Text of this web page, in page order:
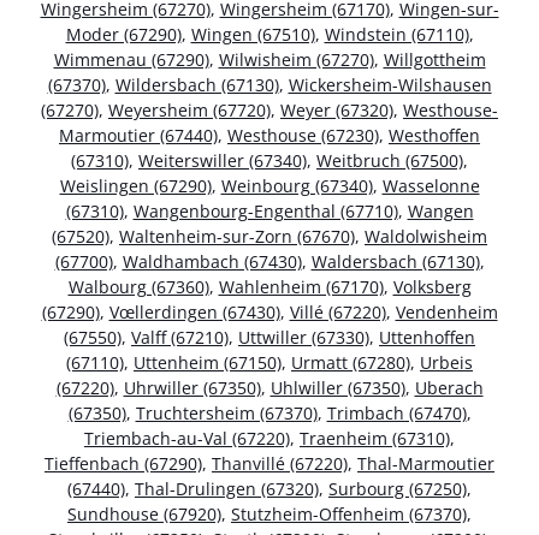
Wingersheim (67270), Wingersheim (67170), Wingen-sur-
Moder (67290), Wingen (67510), Windstein (67110),
Wimmenau (67290), Wilwisheim (67270), Willgottheim
(67370), Wildersbach (67130), Wickersheim-Wilshausen
(67270), Weyersheim (67720), Weyer (67320), Westhouse-
Marmoutier (67440), Westhouse (67230), Westhoffen
(67310), Weiterswiller (67340), Weitbruch (67500),
Weislingen (67290), Weinbourg (67340), Wasselonne
(67310), Wangenbourg-Engenthal (67710), Wangen
(67520), Waltenheim-sur-Zorn (67670), Waldolwisheim
(67700), Waldhambach (67430), Waldersbach (67130),
Walbourg (67360), Wahlenheim (67170), Volksberg
(67290), Vœllerdingen (67430), Villé (67220), Vendenheim
(67550), Valff (67210), Uttwiller (67330), Uttenhoffen
(67110), Uttenheim (67150), Urmatt (67280), Urbeis
(67220), Uhrwiller (67350), Uhlwiller (67350), Uberach
(67350), Truchtersheim (67370), Trimbach (67470),
Triembach-au-Val (67220), Traenheim (67310),
Tieffenbach (67290), Thanvillé (67220), Thal-Marmoutier
(67440), Thal-Drulingen (67320), Surbourg (67250),
Sundhouse (67920), Stutzheim-Offenheim (67370),